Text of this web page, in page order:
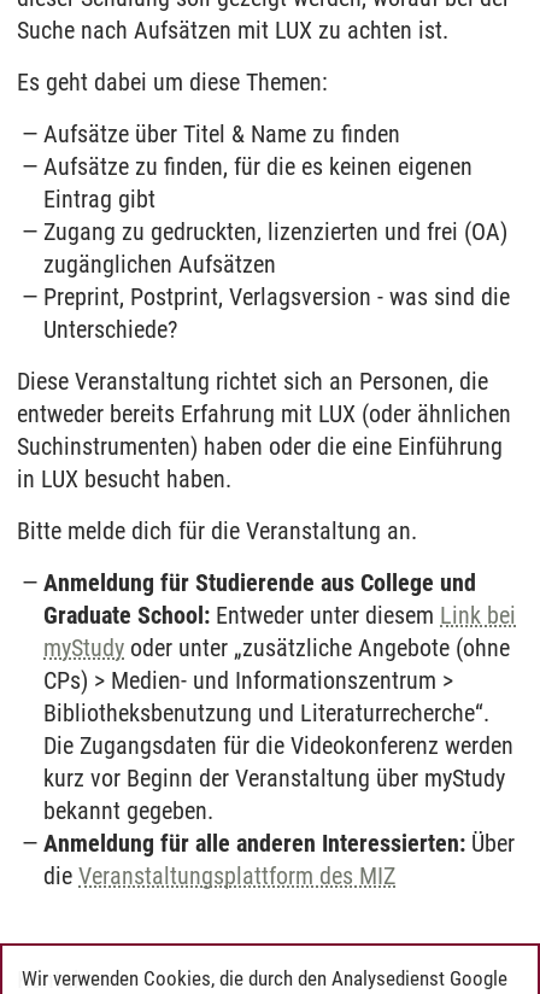
Suche nach Aufsätzen mit LUX zu achten ist.
Es geht dabei um diese Themen:
Aufsätze über Titel & Name zu finden
Aufsätze zu finden, für die es keinen eigenen
Eintrag gibt
Zugang zu gedruckten, lizenzierten und frei (OA)
zugänglichen Aufsätzen
Preprint, Postprint, Verlagsversion - was sind die
Unterschiede?
Diese Veranstaltung richtet sich an Personen, die
entweder bereits Erfahrung mit LUX (oder ähnlichen
Suchinstrumenten) haben oder die eine Einführung
in LUX besucht haben.
Bitte melde dich für die Veranstaltung an.
Anmeldung für Studierende aus College und
Graduate School: Entweder unter diesem Link bei
myStudy oder unter „zusätzliche Angebote (ohne
CPs) > Medien- und Informationszentrum >
Bibliotheksbenutzung und Literaturrecherche“.
Die Zugangsdaten für die Videokonferenz werden
kurz vor Beginn der Veranstaltung über myStudy
bekannt gegeben.
Anmeldung für alle anderen Interessierten: Über
dieVeranstaltungsplattform des MIZ
Kontakt:
Wir verwenden Cookies, die durch den Analysedienst Google